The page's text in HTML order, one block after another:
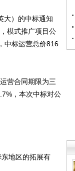
）的中标通知
模式推广项目公
中标运营总价816
营合同期限为三
，本次中标对公
地区的拓展有